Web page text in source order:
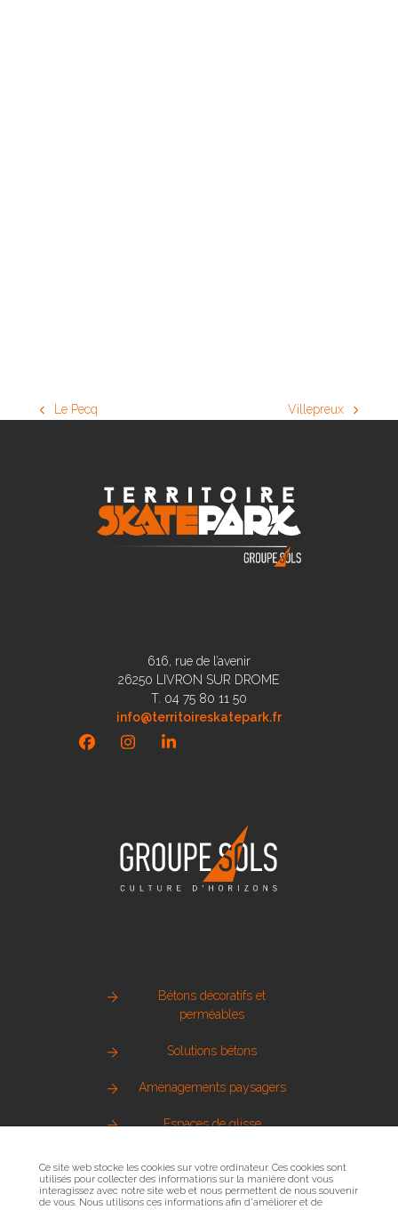
previous
Le Pecq
next
Villepreux
616, rue de l’avenir
26250 LIVRON SUR DROME
T. 04 75 80 11 50
info@territoireskatepark.fr
FacebookInstagramLinkedIn
Bétons décoratifs et
perméables
Solutions bétons
Aménagements paysagers
Espaces de glisse
Métallerie urbaine
Ce site web stocke les cookies sur votre ordinateur. Ces cookies sont
utilisés pour collecter des informations sur la manière dont vous
interagissez avec notre site web et nous permettent de nous souvenir
de vous. Nous utilisons ces informations afin d'améliorer et de